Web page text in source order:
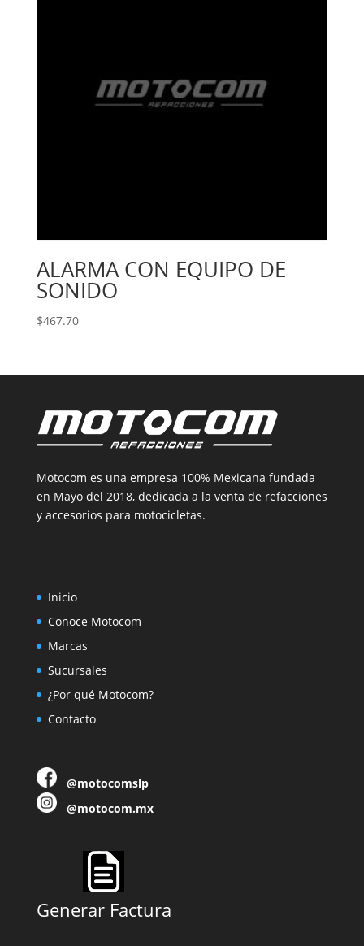
ALARMA CON EQUIPO DE
SONIDO
$467.70
Motocom es una empresa 100% Mexicana fundada
en Mayo del 2018, dedicada a la venta de refacciones
y accesorios para motocicletas.
Inicio
Conoce Motocom
Marcas
Sucursales
¿Por qué Motocom?
Contacto
@motocomslp
@motocom.mx
Generar Factura